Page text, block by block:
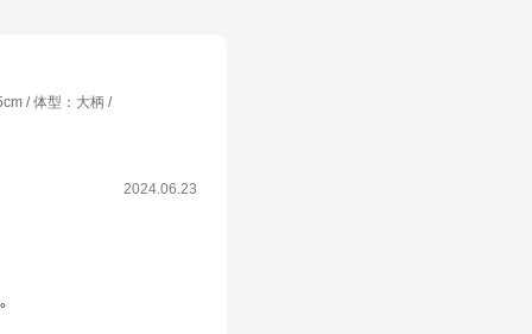
体型 ： 大柄
2024.06.23